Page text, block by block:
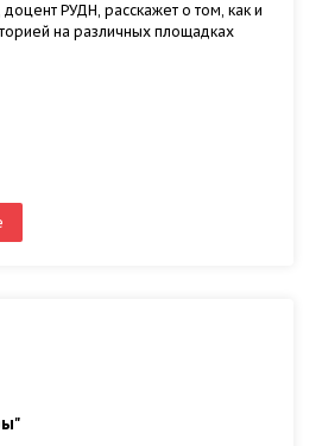
РУДН, расскажет о том, как и
на различных площадках